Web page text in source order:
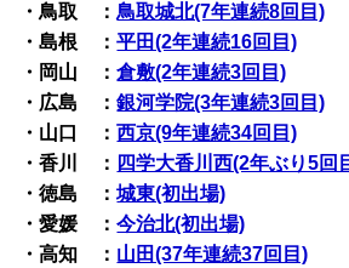
・鳥取 ：鳥取城北(7年連続8回目)
・島根 ：平田(2年連続16回目)
・岡山 ：倉敷(2年連続3回目)
・広島 ：銀河学院(3年連続3回目)
・山口 ： 西京(9年連続34回目)
・香川 ： 四学大香川西(2年ぶり5回
・徳島 ：城東(初出場)
・愛媛 ：今治北(初出場)
・高知 ： 山田(37年連続37回目)